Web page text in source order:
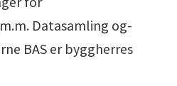
Datasamling og-
BAS er byggherres